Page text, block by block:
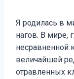
Я родилась в
нагов. В мире,
несравненной
величайшей
отравленных